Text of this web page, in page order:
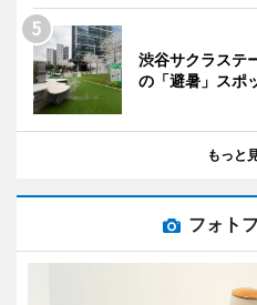
渋谷サクラステ
の「避暑」スポ
もっと
フォト